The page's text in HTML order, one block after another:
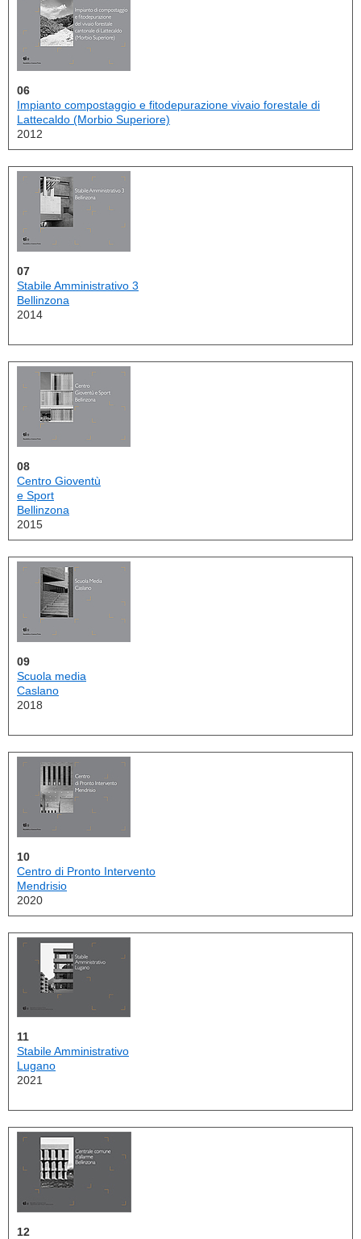
06
Impianto compostaggio e fitodepurazione vivaio forestale di
Lattecaldo (Morbio Superiore)
2012
07
Stabile Amministrativo 3
Bellinzona
2014
08
Centro Gioventù
e Sport
Bellinzona
2015
09
Scuola media
Caslano
2018
10
Centro di Pronto Intervento
Mendrisio
2020
11
Stabile Amministrativo
Lugano
2021
12